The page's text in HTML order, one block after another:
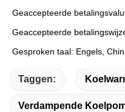
Geaccepteerde
Geaccepteerde
Gesproken taal: Engels,
Taggen:
Verdampende